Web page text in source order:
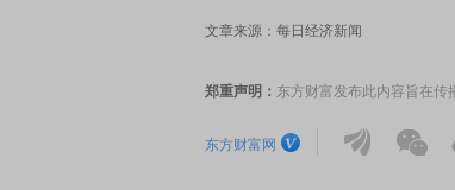
文章来源：每日经济新闻
郑重声明： 东方财富发布此内容旨在传
东方财富网